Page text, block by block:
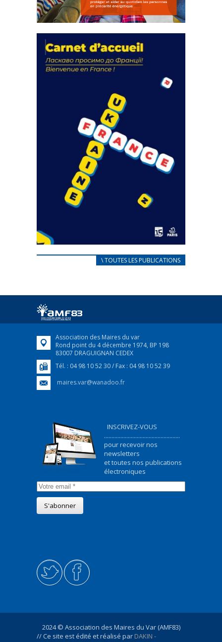
actions
18 septembre 2023
FEUILLETER
CARNET D’ACCUEIL
Afin d’accompagner au mieux les réfugiés
FEUILLETER
\ TOUTES LES PUBLICATIONS
Association des Maires du var
Rond point du 4 décembre 1974, BP 198
83007 DRAGUIGNAN CEDEX
Tél. : 04 98 10 52 30 / Fax : 04 98 10 52 39
maires.var@wanadoo.fr
INSCRIVEZ-VOUS
...................................................
pour recevoir nos
newsletters
et toutes nos publications
électroniques
2024 © Association des Maires du Var (AMF83)
// Ce site est édité et réalisé par DAKIN -